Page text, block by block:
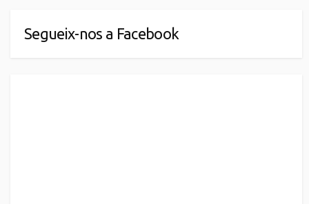
Segueix-nos a Facebook